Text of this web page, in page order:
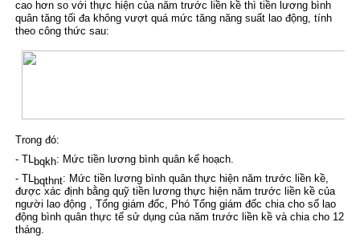
cao hơn so với thực hiện của năm trước liền kề thì tiền lương bình
quân tăng tối đa không vượt quá mức tăng năng suất lao động, tính
theo công thức sau:
Trong đó:
- TLbqkh: Mức tiền lương bình quân kế hoạch.
- TLbqthnt: Mức tiền lương bình quân thực hiện năm trước liền kề,
được xác định bằng quỹ tiền lương thực hiện năm trước liền kề của
người lao động , Tổng giám đốc, Phó Tổng giám đốc chia cho số lao
động bình quân thực tế sử dụng của năm trước liền kề và chia cho 12
tháng.